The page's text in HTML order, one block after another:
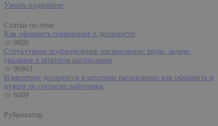
Узнать подробнее
Статьи по теме
Как оформить понижение в должности
9808
Структурное подразделение организации: виды, задачи,
указание в штатном расписании
96903
Изменение должности в штатном расписании: как оформить и
нужно ли согласие работника
6609
Рубрикатор